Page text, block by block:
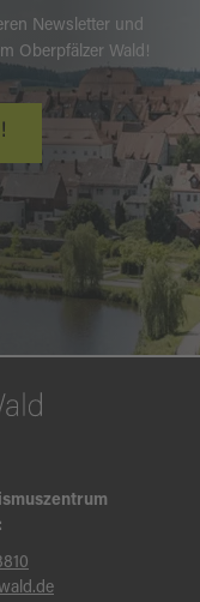
vor allem der
Gedankens
Projekt der
und der
2021
Sie unter
Newsletter und
Oberpfälzer Wald!